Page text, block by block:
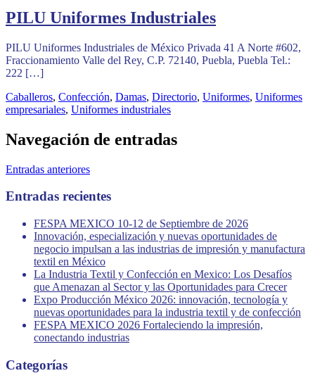
PILU Uniformes Industriales
PILU Uniformes Industriales de México Privada 41 A Norte #602,
Fraccionamiento Valle del Rey, C.P. 72140, Puebla, Puebla Tel.:
222 […]
Caballeros, Confección, Damas, Directorio, Uniformes, Uniformes
empresariales, Uniformes industriales
Navegación de entradas
Entradas anteriores
Entradas recientes
FESPA MEXICO 10-12 de Septiembre de 2026
Innovación, especialización y nuevas oportunidades de
negocio impulsan a las industrias de impresión y manufactura
textil en México
La Industria Textil y Confección en Mexico: Los Desafíos
que Amenazan al Sector y las Oportunidades para Crecer
Expo Producción México 2026: innovación, tecnología y
nuevas oportunidades para la industria textil y de confección
FESPA MEXICO 2026 Fortaleciendo la impresión,
conectando industrias
Categorías